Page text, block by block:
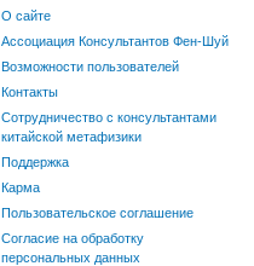
О сайте
Ассоциация Консультантов Фен-Шуй
Возможности пользователей
Контакты
Сотрудничество с консультантами
китайской метафизики
Поддержка
Карма
Пользовательское соглашение
Согласие на обработку
персональных данных